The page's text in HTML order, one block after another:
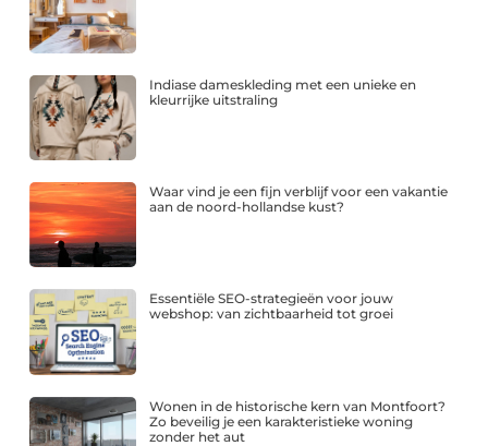
Indiase dameskleding met een unieke en
kleurrijke uitstraling
Waar vind je een fijn verblijf voor een vakantie
aan de noord-hollandse kust?
Essentiële SEO-strategieën voor jouw
webshop: van zichtbaarheid tot groei
Wonen in de historische kern van Montfoort?
Zo beveilig je een karakteristieke woning
zonder het aut